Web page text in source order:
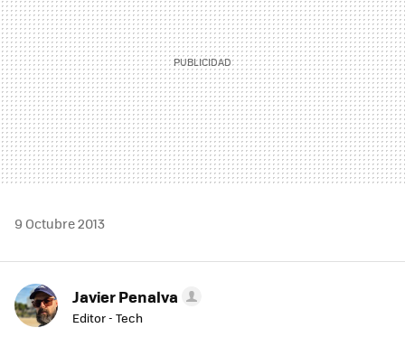
9 Octubre 2013
Javier Penalva
Editor - Tech